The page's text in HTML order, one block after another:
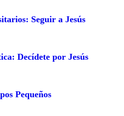
Seguir a Jesús
Decídete por Jesús
Pequeños